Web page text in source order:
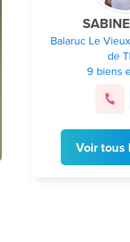
Balaruc Le
de
9 biens
Voir tous